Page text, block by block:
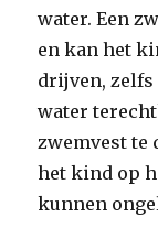
water. Een
en kan het
drijven,
water
zwemvest te
het kind op
kunnen